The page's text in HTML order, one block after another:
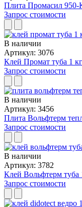
Плита Промасил 950-
Запрос стоимости
В наличии
Артикул: 3076
Клей Промат туба 1 кг
Запрос стоимости
В наличии
Артикул: 3456
Плита Вольфтерм
Запрос стоимости
В наличии
Артикул: 3782
Клей Вольфтерм туба
Запрос стоимости